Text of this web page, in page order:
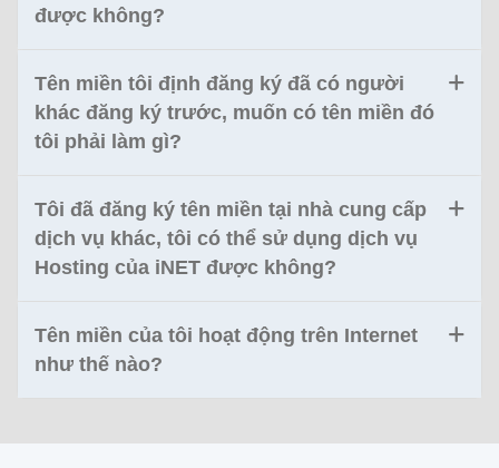
được không?
Tên miền tôi định đăng ký đã có người
khác đăng ký trước, muốn có tên miền đó
tôi phải làm gì?
Tôi đã đăng ký tên miền tại nhà cung cấp
dịch vụ khác, tôi có thể sử dụng dịch vụ
Hosting của iNET được không?
Tên miền của tôi hoạt động trên Internet
như thế nào?